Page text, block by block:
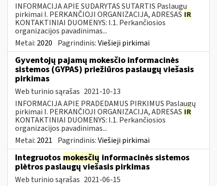
INFORMACIJA APIE SUDARYTAS SUTARTIS Paslaugų
pirkimai I. PERKANČIOJI ORGANIZACIJA, ADRESAS IR
KONTAKTINIAI DUOMENYS: I.1. Perkančiosios
organizacijos pavadinimas...
Metai: 2020 Pagrindinis:Viešieji pirkimai
Gyventojų pajamų mokesčio informacinės
sistemos (GYPAS) priežiūros paslaugų viešasis
pirkimas
Web turinio sąrašas 2021-10-13
INFORMACIJA APIE PRADEDAMUS PIRKIMUS Paslaugų
pirkimai I. PERKANČIOJI ORGANIZACIJA, ADRESAS IR
KONTAKTINIAI DUOMENYS: I.1. Perkančiosios
organizacijos pavadinimas...
Metai: 2021 Pagrindinis:Viešieji pirkimai
Integruotos mokesčių informacinės sistemos
plėtros paslaugų viešasis pirkimas
Web turinio sąrašas 2021-06-15